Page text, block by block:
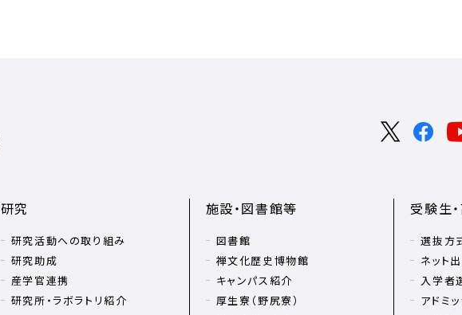
研究
研究活動への取り組み
研究助成
産学官連携
研究所・ラボラトリ紹介
施設・図書館等
図書館
禅文化歴史博物館
キャンパス紹介
厚生寮（野尻寮）
受験生
選抜方
ネット
入学者
アドミ